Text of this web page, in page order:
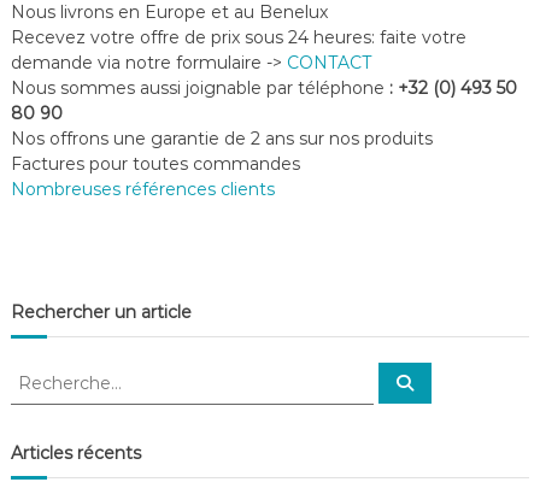
Nous livrons en Europe et au Benelux
Recevez votre offre de prix sous 24 heures: faite votre
demande via notre formulaire -> CONTACT
Nous sommes aussi joignable par téléphone : +32 (0) 493 50
80 90
Nos offrons une garantie de 2 ans sur nos produits
Factures pour toutes commandes
Nombreuses références clients
Rechercher un article
R
h
e
R
c
Articles récents